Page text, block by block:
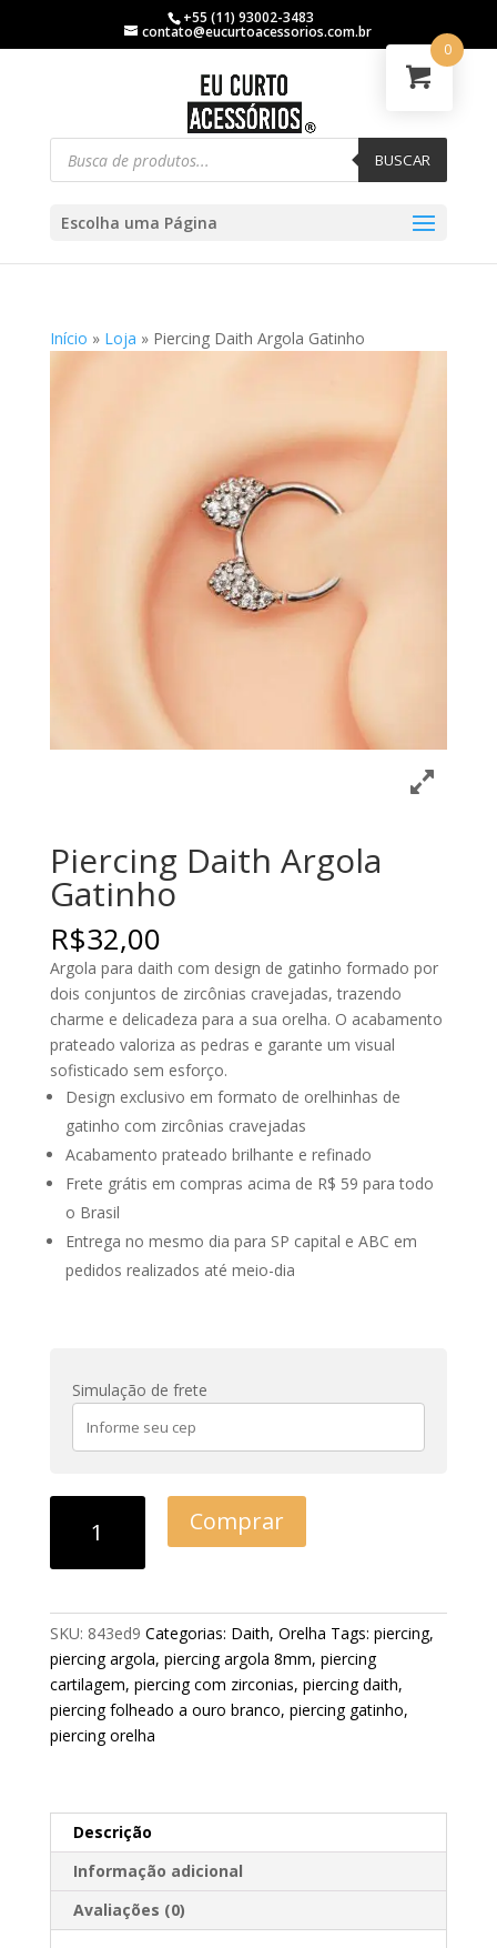
+55 (11) 93002-3483
contato@eucurtoacessorios.com.br
BUSCAR
Escolha uma Página
Início » Loja » Piercing Daith Argola Gatinho
Piercing Daith Argola
Gatinho
R$32,00
Argola para daith com design de gatinho formado por
dois conjuntos de zircônias cravejadas, trazendo
charme e delicadeza para a sua orelha. O acabamento
prateado valoriza as pedras e garante um visual
sofisticado sem esforço.
Design exclusivo em formato de orelhinhas de
gatinho com zircônias cravejadas
Acabamento prateado brilhante e refinado
Frete grátis em compras acima de R$ 59 para todo
o Brasil
Entrega no mesmo dia para SP capital e ABC em
pedidos realizados até meio-dia
Simulação de frete
Comprar
SKU: 843ed9 Categorias: Daith, Orelha Tags: piercing,
piercing argola, piercing argola 8mm, piercing
cartilagem, piercing com zirconias, piercing daith,
piercing folheado a ouro branco, piercing gatinho,
piercing orelha
Descrição
Informação adicional
Avaliações (0)
0